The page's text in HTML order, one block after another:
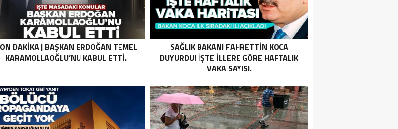
DAKIKA | BAŞKAN ERDOĞAN TEMEL
KARAMOLLAOĞLU’NU KABUL ETTI.
SAĞLIK BAKANI FAHRETTIN KOCA
DUYURDU! İŞTE ILLERE GÖRE HAFTALIK
VAKA SAYISI.